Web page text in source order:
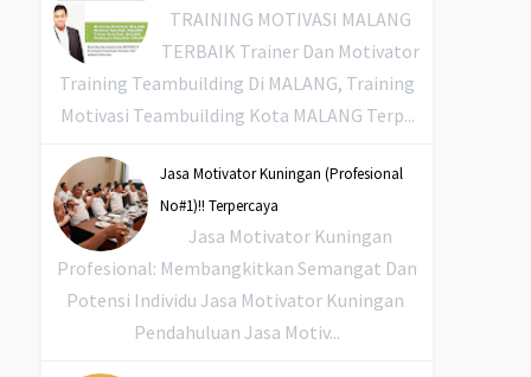
TRAINING MOTIVASI MALANG
TERBAIK Trainer Dan Motivator
Training Teambuilding Di MALANG, Training
Motivasi Teambuilding Kota MALANG Terp...
Jasa Motivator Kuningan (Profesional
No#1)!! Terpercaya
Jasa Motivator Kuningan
Profesional: Membangkitkan Semangat Dan
Potensi Individu Jasa Motivator Kuningan
Pendahuluan Jasa Motiv...